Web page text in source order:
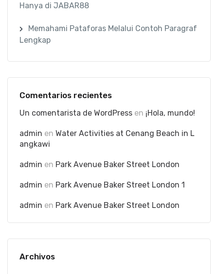
Hanya di JABAR88
Memahami Pataforas Melalui Contoh Paragraf
Lengkap
Comentarios recientes
Un comentarista de WordPress en ¡Hola, mundo!
admin en Water Activities at Cenang Beach in L
angkawi
admin en Park Avenue Baker Street London
admin en Park Avenue Baker Street London 1
admin en Park Avenue Baker Street London
Archivos